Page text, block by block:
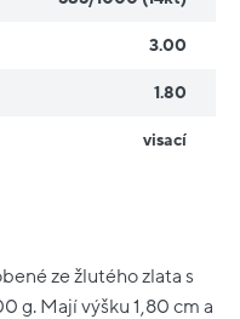
ze žlutého zlata s
g. Mají výšku 1,80 cm a
3.00
1.80
visací